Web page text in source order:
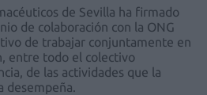
de Sevilla ha firmado
de colaboración con la ONG
de trabajar conjuntamente en
entre todo el colectivo
de las actividades que la
desempeña.